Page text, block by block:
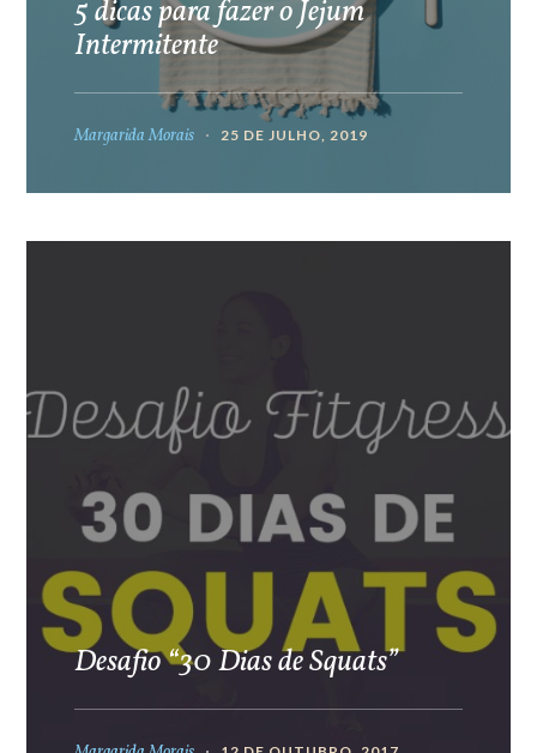
5 dicas para fazer o Jejum
Intermitente
Margarida Morais 25 DE JULHO, 2019
Desafio “30 Dias de Squats”